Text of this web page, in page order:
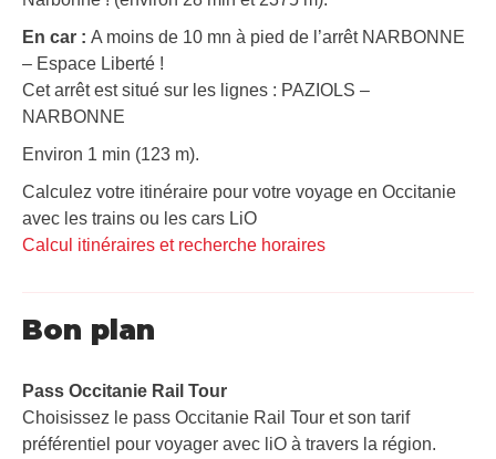
En car : A moins de 10 mn à pied de l’arrêt NARBONNE
– Espace Liberté !
Cet arrêt est situé sur les lignes : PAZIOLS –
NARBONNE
Environ 1 min (123 m).
Calculez votre itinéraire pour votre voyage en Occitanie
avec les trains ou les cars LiO
Calcul itinéraires et recherche horaires
Bon plan
Pass Occitanie Rail Tour​
Choisissez le pass Occitanie Rail Tour et son tarif
préférentiel pour voyager avec liO à travers la région.